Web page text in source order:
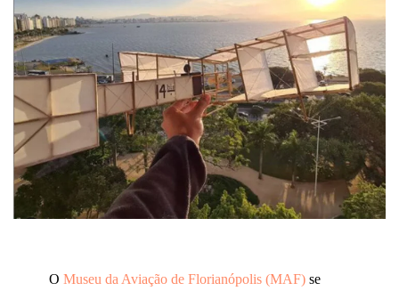
O Museu da Aviação de Florianópolis (MAF) se